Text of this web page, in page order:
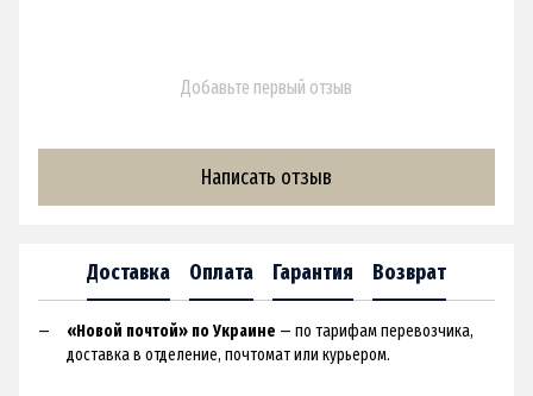
Добавьте первый отзыв
Написать отзыв
Доставка Оплата Гарантия Возврат
«Новой почтой» по Украине — по тарифам перевозчика,
доставка в отделение, почтомат или курьером.